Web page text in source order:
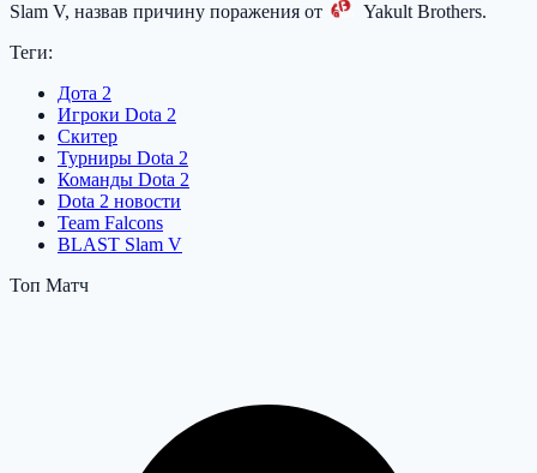
Slam V, назвав причину поражения от
Yakult Brothers.
Теги:
Дота 2
Игроки Dota 2
Cкитер
Турниры Dota 2
Команды Dota 2
Dota 2 новости
Team Falcons
BLAST Slam V
Топ Матч